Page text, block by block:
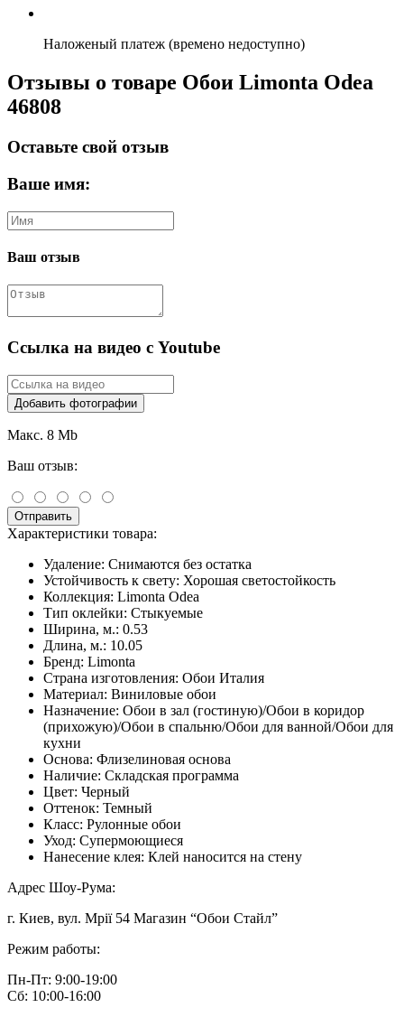
Наложеный платеж (времено недоступно)
Отзывы о товаре Обои Limonta Odea
46808
Оставьте свой отзыв
Ваше имя:
Ваш отзыв
Ссылка на видео с Youtube
Добавить фотографии
Макс. 8 Mb
Ваш отзыв:
Отправить
Характеристики товара:
Удаление: Снимаются без остатка
Устойчивость к свету: Хорошая светостойкость
Коллекция: Limonta Odea
Тип оклейки: Стыкуемые
Ширина, м.: 0.53
Длина, м.: 10.05
Бренд: Limonta
Страна изготовления: Обои Италия
Материал: Виниловые обои
Назначение: Обои в зал (гостиную)/Обои в коридор
(прихожую)/Обои в спальню/Обои для ванной/Обои для
кухни
Основа: Флизелиновая основа
Наличие: Складская программа
Цвет: Черный
Оттенок: Темный
Класс: Рулонные обои
Уход: Супермоющиеся
Нанесение клея: Клей наносится на стену
Адрес Шоу-Рума:
г. Киев, вул. Мрії 54 Магазин “Обои Стайл”
Режим работы:
Пн-Пт: 9:00-19:00
Сб: 10:00-16:00